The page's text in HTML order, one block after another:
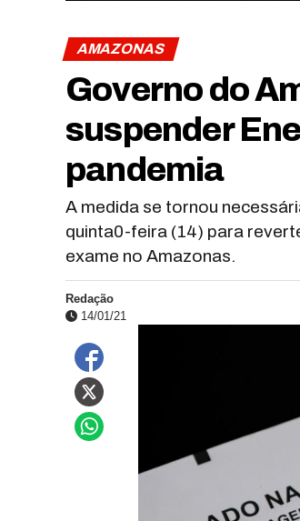
AMAZONAS
Governo do
suspender
pandemia
A medida se tornou
quinta0-feira (14) para
exame no Amazonas.
Redação
14/01/21